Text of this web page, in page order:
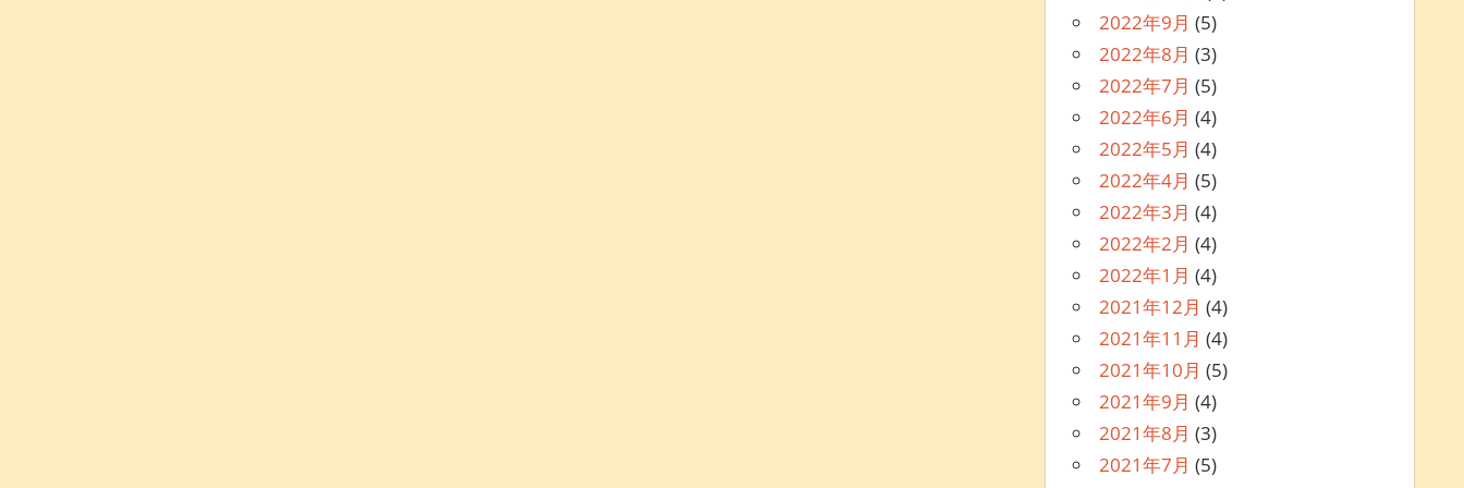
2022年9月 (5)
2022年8月 (3)
2022年7月 (5)
2022年6月 (4)
2022年5月 (4)
2022年4月 (5)
2022年3月 (4)
2022年2月 (4)
2022年1月 (4)
2021年12月 (4)
2021年11月 (4)
2021年10月 (5)
2021年9月 (4)
2021年8月 (3)
2021年7月 (5)